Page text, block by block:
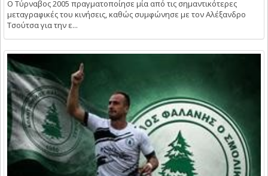
Ο Τύρναβος 2005 πραγματοποίησε μία από τις σημαντικότερες
μεταγραφικές του κινήσεις, καθώς συμφώνησε με τον Αλέξανδρο
Τσούτσα για την ε...